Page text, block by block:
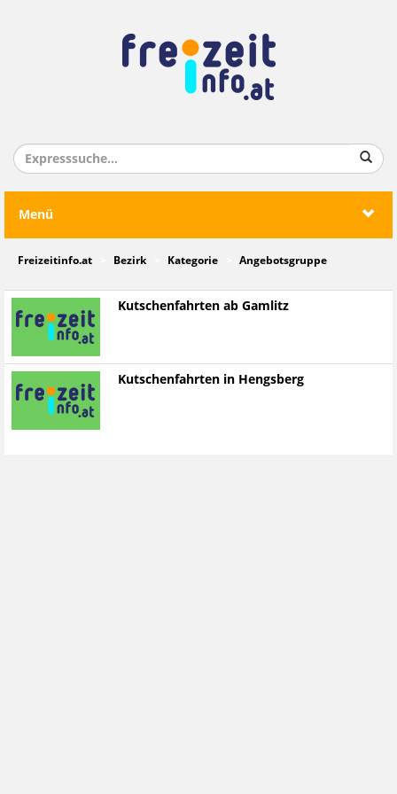
Menü
Freizeitinfo.at Bezirk Kategorie Angebotsgruppe
Kutschenfahrten ab Gamlitz
Kutschenfahrten in Hengsberg